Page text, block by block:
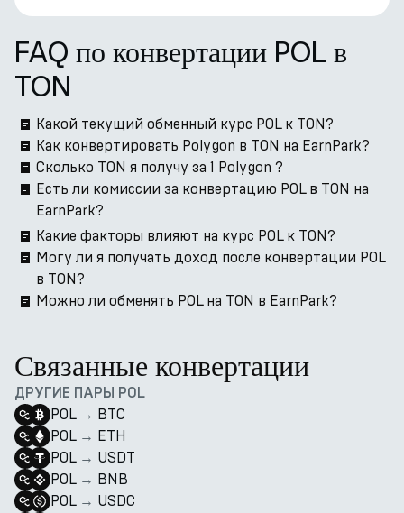
FAQ по конвертации POL в
TON
Какой текущий обменный курс POL к TON?
Как конвертировать Polygon в TON на EarnPark?
Сколько TON я получу за 1 Polygon ?
Есть ли комиссии за конвертацию POL в TON на
EarnPark?
Какие факторы влияют на курс POL к TON?
Могу ли я получать доход после конвертации POL
в TON?
Можно ли обменять POL на TON в EarnPark?
Связанные конвертации
ДРУГИЕ ПАРЫ POL
POL → BTC
POL → ETH
POL → USDT
POL → BNB
POL → USDC